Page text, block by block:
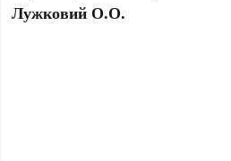
Лужковий О.О.